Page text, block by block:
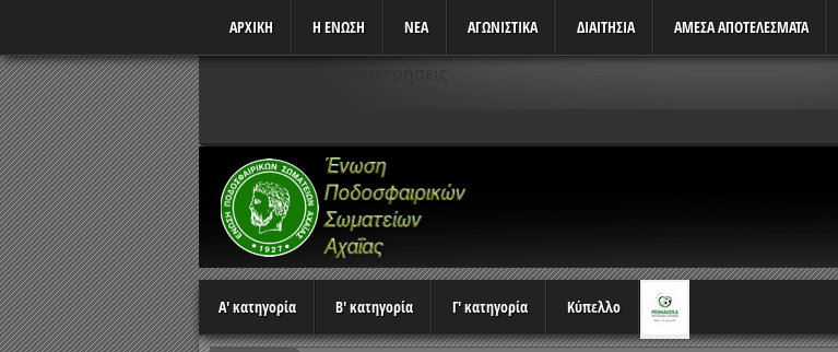
ΑΡΧΙΚΗ Η ΕΝΩΣΗ ΝΕΑ ΑΓΩΝΙΣΤΙΚΆ ΔΙΑΙΤΗΣΙΑ ΑΜΕΣΑ ΑΠΟΤΕΛΕΣΜΑΤΑ
Α' κατηγορία Β' κατηγορία Γ' κατηγορία Κύπελλο